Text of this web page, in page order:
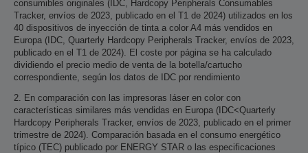
consumibles originales (IDC, Hardcopy Peripherals Consumables
Tracker, envíos de 2023, publicado en el T1 de 2024) utilizados en los
40 dispositivos de inyección de tinta a color A4 más vendidos en
Europa (IDC, Quarterly Hardcopy Peripherals Tracker, envíos de 2023,
publicado en el T1 de 2024). El coste por página se ha calculado
dividiendo el precio medio de venta de la botella/cartucho
correspondiente, según los datos de IDC por rendimiento
2. En comparación con las impresoras láser en color con
características similares más vendidas en Europa (IDC<Quarterly
Hardcopy Peripherals Tracker, envíos de 2023, publicado en el primer
trimestre de 2024). Comparación basada en el consumo energético
típico (TEC) publicado por ENERGY STAR o las especificaciones